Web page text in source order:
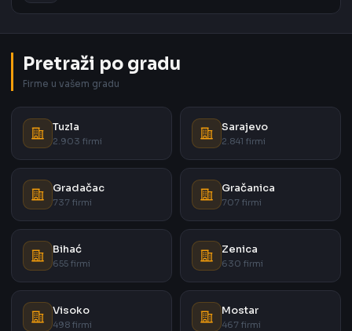
Pretraži po gradu
Firme u vašem gradu
Tuzla
2.903 firmi
Sarajevo
2.841 firmi
Gradačac
737 firmi
Gračanica
707 firmi
Bihać
655 firmi
Zenica
630 firmi
Visoko
498 firmi
Mostar
467 firmi